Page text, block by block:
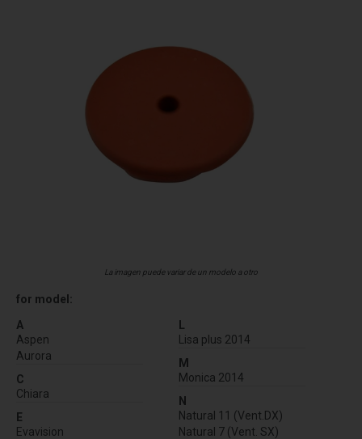
La imagen puede variar de un modelo a otro
for model:
A
Aspen
Aurora
C
Chiara
E
Evavision
L
Lisa plus 2014
M
Monica 2014
N
Natural 11 (Vent.DX)
Natural 7 (Vent. SX)